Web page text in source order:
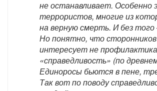
не останавливает. Особенно
террористов, многие из
на верную смерть. И без
Но понятно, что
интересует не
«справедливость» (по
Единоросы бьются в пене,
Так вот по поводу